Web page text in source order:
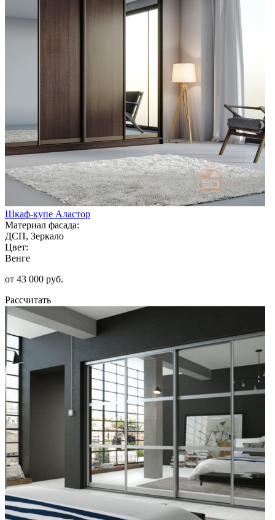
Шкаф-купе Аластор
Материал фасада:
ДСП, Зеркало
Цвет:
Венге
от 43 000 руб.
Рассчитать